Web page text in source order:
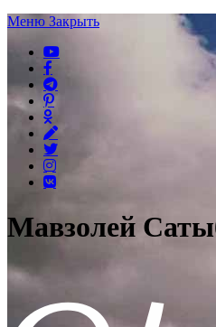
Меню Закрыть
Мавзолей